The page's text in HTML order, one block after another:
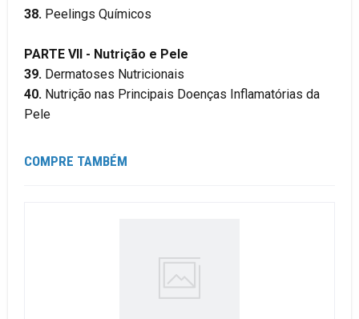
38. Peelings Químicos
PARTE VII - Nutrição e Pele
39. Dermatoses Nutricionais
40. Nutrição nas Principais Doenças Inflamatórias da
Pele
COMPRE TAMBÉM